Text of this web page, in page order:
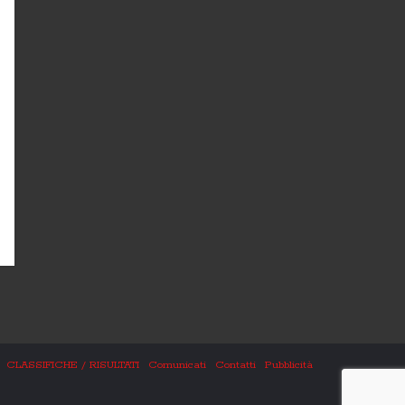
CLASSIFICHE / RISULTATI Comunicati Contatti Pubblicità